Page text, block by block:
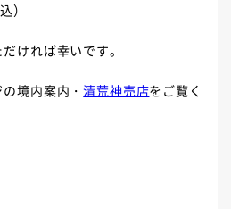
）
ければ幸いです。
境内案内・清荒神売店をご覧く